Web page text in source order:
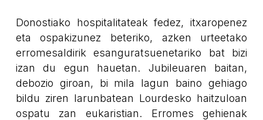
Donostiako hospitalitateak fedez, itxaropenez
eta ospakizunez beteriko, azken urteetako
erromesaldirik esanguratsuenetariko bat bizi
izan du egun hauetan. Jubileuaren baitan,
debozio giroan, bi mila lagun baino gehiago
bildu ziren larunbatean Lourdesko haitzuloan
ospatu zan eukaristian. Erromes gehienak